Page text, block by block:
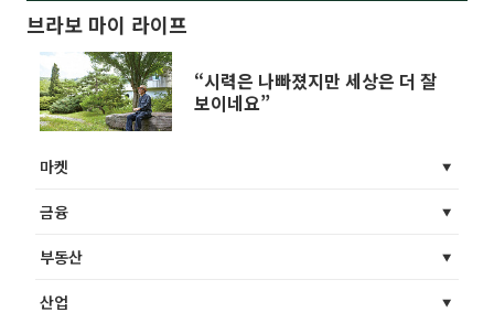
브라보 마이 라이프
“시력은 나빠졌지만 세상은 더 잘
보이네요”
마켓
금융
부동산
산업